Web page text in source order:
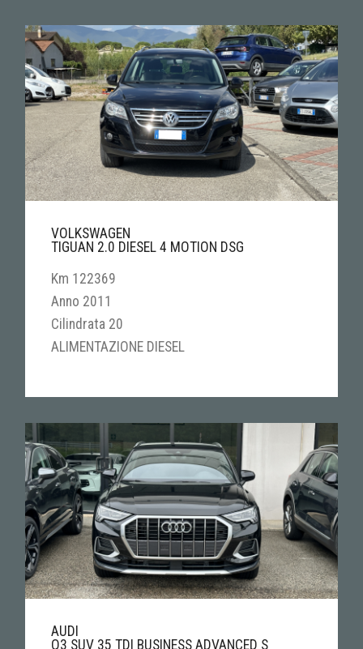
VOLKSWAGEN
TIGUAN 2.0 DIESEL 4 MOTION DSG
Km 122369
Anno 2011
Cilindrata 20
ALIMENTAZIONE DIESEL
AUDI
Q3 SUV 35 TDI BUSINESS ADVANCED S